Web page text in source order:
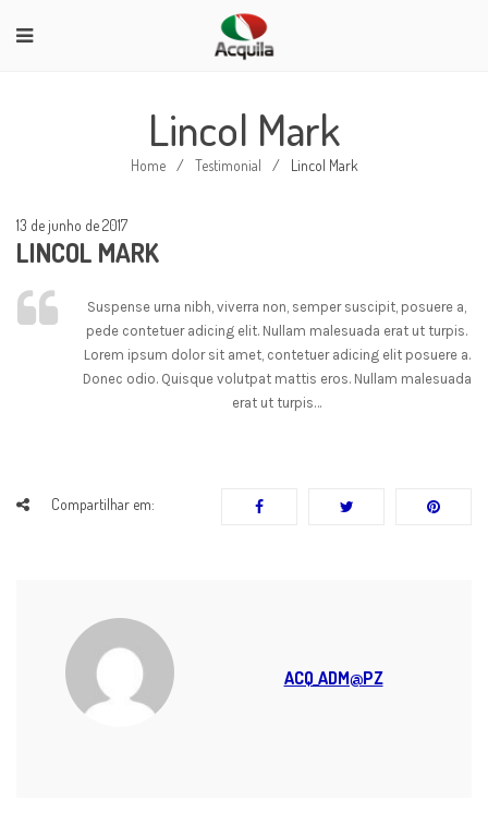
Lincol Mark
Home / Testimonial / Lincol Mark
13 de junho de 2017
LINCOL MARK
Suspense urna nibh, viverra non, semper suscipit, posuere a,
pede contetuer adicing elit. Nullam malesuada erat ut turpis.
Lorem ipsum dolor sit amet, contetuer adicing elit posuere a.
Donec odio. Quisque volutpat mattis eros. Nullam malesuada
erat ut turpis…
Compartilhar em:
ACQ_ADM@PZ